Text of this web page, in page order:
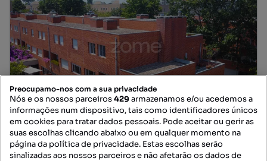
635 000 €3649,43 €/m²
Preocupamo-nos com a sua privacidade
Nós e os nossos parceiros429armazenamos e/ou acedemos a
informações num dispositivo, tais como identificadores únicos
em cookies para tratar dados pessoais. Pode aceitar ou gerir as
suas escolhas clicando abaixo ou em qualquer momento na
página da política de privacidade. Estas escolhas serão
sinalizadas aos nossos parceiros e não afetarão os dados de